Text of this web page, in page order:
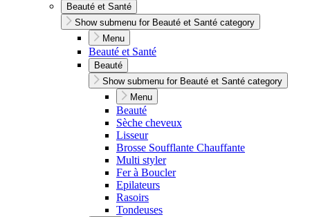
Beauté et Santé
Show submenu for Beauté et Santé category
Menu
Beauté et Santé
Beauté
Show submenu for Beauté et Santé category
Menu
Beauté
Sèche cheveux
Lisseur
Brosse Soufflante Chauffante
Multi styler
Fer à Boucler
Epilateurs
Rasoirs
Tondeuses